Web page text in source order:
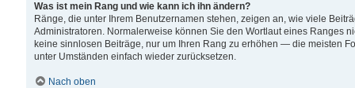
Was ist mein Rang und wie kann ich ihn ändern?
Ränge, die unter Ihrem Benutzernamen stehen, zeigen an, wie viele
Administratoren. Normalerweise können Sie den Wortlaut eines Ranges
keine sinnlosen Beiträge, nur um Ihren Rang zu erhöhen — die meisten
unter Umständen einfach wieder zurücksetzen.
Nach oben